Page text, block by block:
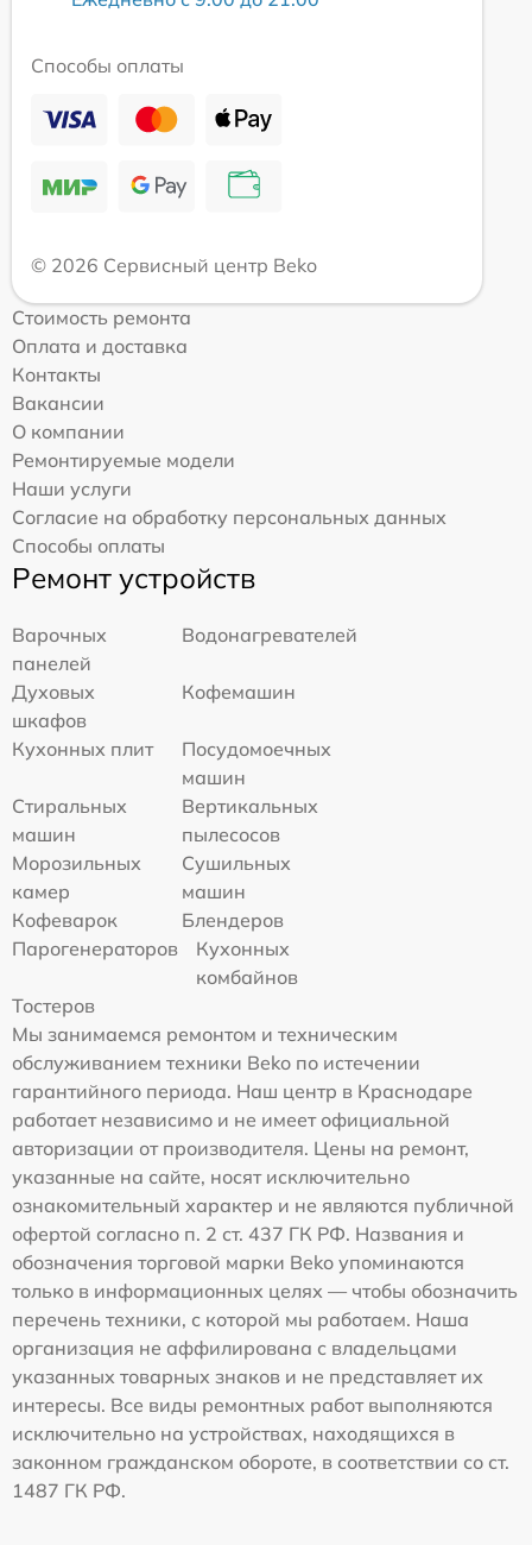
Способы оплаты
© 2026 Сервисный центр Beko
Стоимость ремонта
Оплата и доставка
Контакты
Вакансии
О компании
Ремонтируемые модели
Наши услуги
Согласие на обработку персональных данных
Способы оплаты
Ремонт устройств
Варочных
панелей
Водонагревателей
Духовых
шкафов
Кофемашин
Кухонных плит
Посудомоечных
машин
Стиральных
машин
Вертикальных
пылесосов
Морозильных
камер
Сушильных
машин
Кофеварок
Блендеров
Парогенераторов
Кухонных
комбайнов
Тостеров
Мы занимаемся ремонтом и техническим
обслуживанием техники Beko по истечении
гарантийного периода. Наш центр в Краснодаре
работает независимо и не имеет официальной
авторизации от производителя. Цены на ремонт,
указанные на сайте, носят исключительно
ознакомительный характер и не являются публичной
офертой согласно п. 2 ст. 437 ГК РФ. Названия и
обозначения торговой марки Beko упоминаются
только в информационных целях — чтобы обозначить
перечень техники, с которой мы работаем. Наша
организация не аффилирована с владельцами
указанных товарных знаков и не представляет их
интересы. Все виды ремонтных работ выполняются
исключительно на устройствах, находящихся в
законном гражданском обороте, в соответствии со ст.
1487 ГК РФ.